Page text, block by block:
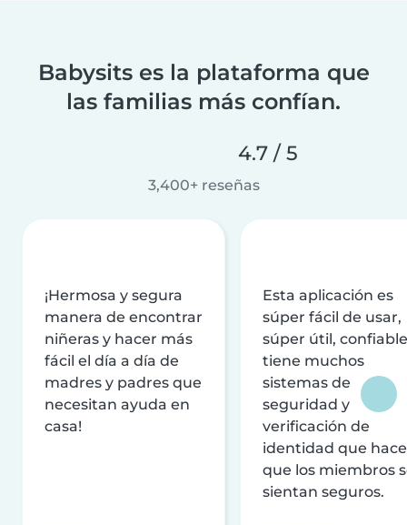
Babysits es la plataforma que
las familias más confían.
4.7 / 5
3,400+ reseñas
¡Hermosa y segura
manera de encontrar
niñeras y hacer más
fácil el día a día de
madres y padres que
necesitan ayuda en
casa!
Esta aplicación es
súper fácil de usar,
súper útil,
tiene muchos
sistemas de
seguridad y
verificación de
identidad que
que los miembros
sientan seguros.